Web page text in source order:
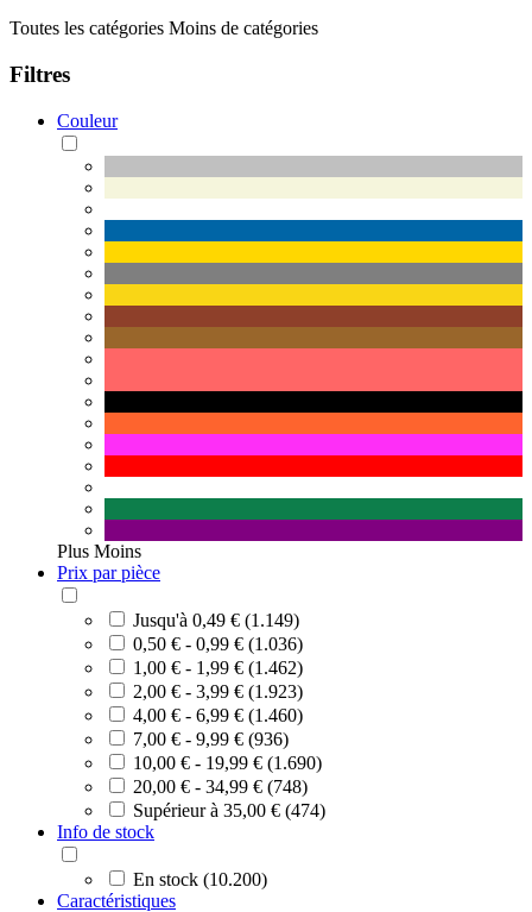
Toutes les catégories Moins de catégories
Filtres
Couleur
Plus Moins
Prix par pièce
Jusqu'à 0,49 € (1.149)
0,50 € - 0,99 € (1.036)
1,00 € - 1,99 € (1.462)
2,00 € - 3,99 € (1.923)
4,00 € - 6,99 € (1.460)
7,00 € - 9,99 € (936)
10,00 € - 19,99 € (1.690)
20,00 € - 34,99 € (748)
Supérieur à 35,00 € (474)
Info de stock
En stock (10.200)
Caractéristiques